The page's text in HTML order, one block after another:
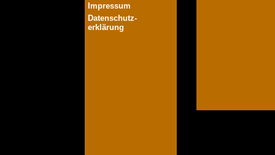
Impressum
Datenschutz-
erklärung